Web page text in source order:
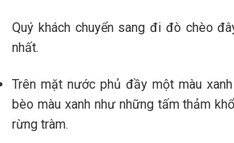
Quý khách chuyển sang đi đò chèo
nhất.
Trên mặt nước phủ đầy một màu
bèo màu xanh như những tấm thảm
rừng tràm.